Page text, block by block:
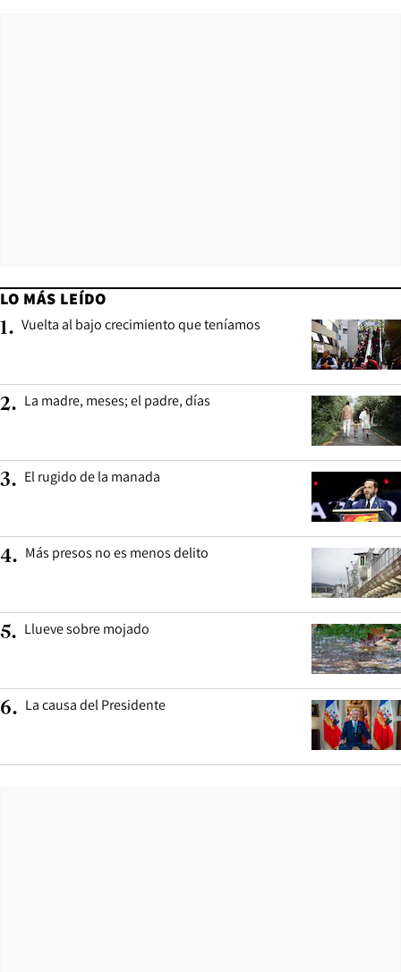
LO MÁS LEÍDO
1. Vuelta al bajo crecimiento que teníamos
2. La madre, meses; el padre, días
3. El rugido de la manada
4. Más presos no es menos delito
5. Llueve sobre mojado
6. La causa del Presidente